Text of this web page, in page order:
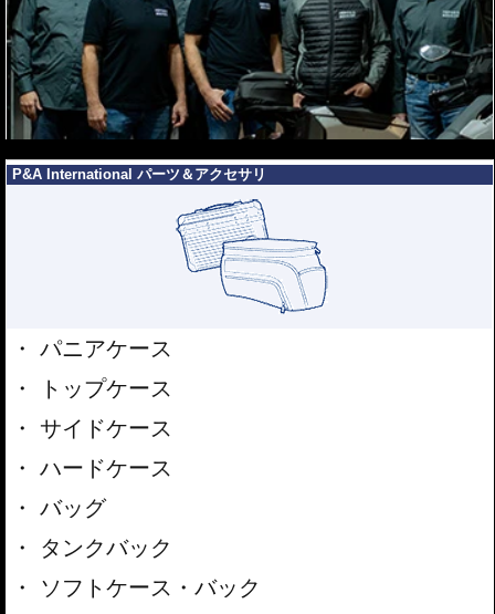
P&A International パーツ＆アクセサリ
パニアケース
トップケース
サイドケース
ハードケース
バッグ
タンクバック
ソフトケース・バック